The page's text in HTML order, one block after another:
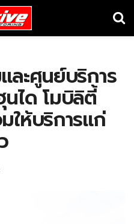
ละศูนย์บริการ
นได โมบิลิตี้
ให้บริการแก่